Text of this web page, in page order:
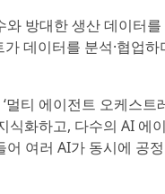
방대한 생산 데이터
데이터를 분석·협업
멀티 에이전트 오케
화하고, 다수의 AI
여러 AI가 동시에 공